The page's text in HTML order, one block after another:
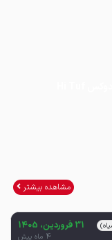
مشاهده بیشتر
31 فروردین، 1405
4 ماه پیش